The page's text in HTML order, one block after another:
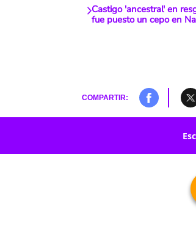
Castigo 'ancestral' en
fue puesto un cepo en
COMPARTIR: